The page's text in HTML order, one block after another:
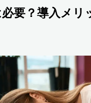
要？導入メ